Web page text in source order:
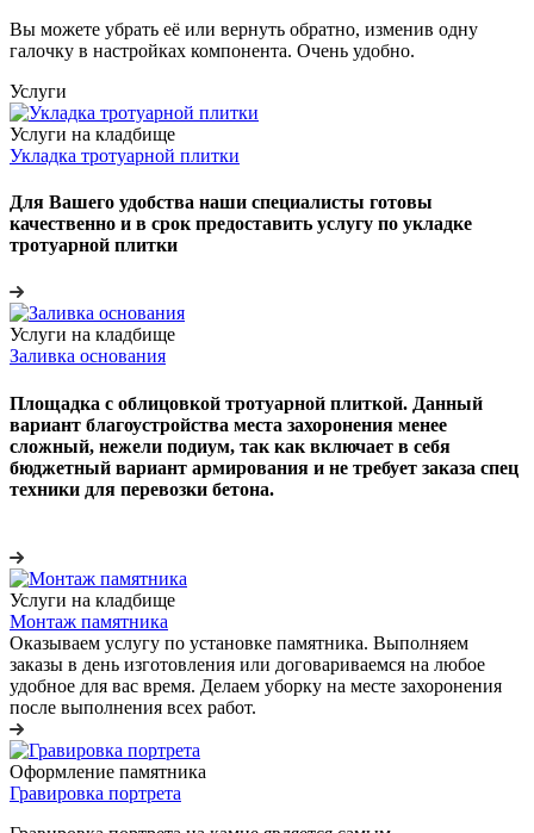
Вы можете убрать её или вернуть обратно, изменив одну
галочку в настройках компонента. Очень удобно.
Услуги
Услуги на кладбище
Укладка тротуарной плитки
Для Вашего удобства наши специалисты готовы
качественно и в срок предоставить услугу по укладке
тротуарной плитки
Услуги на кладбище
Заливка основания
Площадка с облицовкой тротуарной плиткой. Данный
вариант благоустройства места захоронения менее
сложный, нежели подиум, так как включает в себя
бюджетный вариант армирования и не требует заказа спец
техники для перевозки бетона.
Услуги на кладбище
Монтаж памятника
Оказываем услугу по установке памятника. Выполняем
заказы в день изготовления или договариваемся на любое
удобное для вас время. Делаем уборку на месте захоронения
после выполнения всех работ.
Оформление памятника
Гравировка портрета